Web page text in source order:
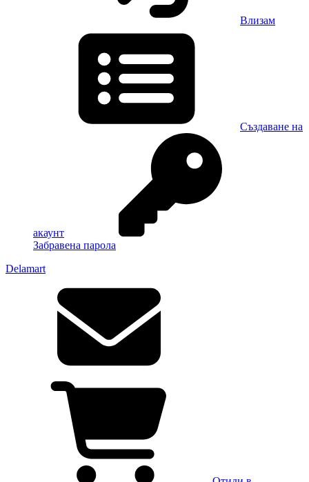
Влизам
Създаване на
акаунт
Забравена парола
Delamart